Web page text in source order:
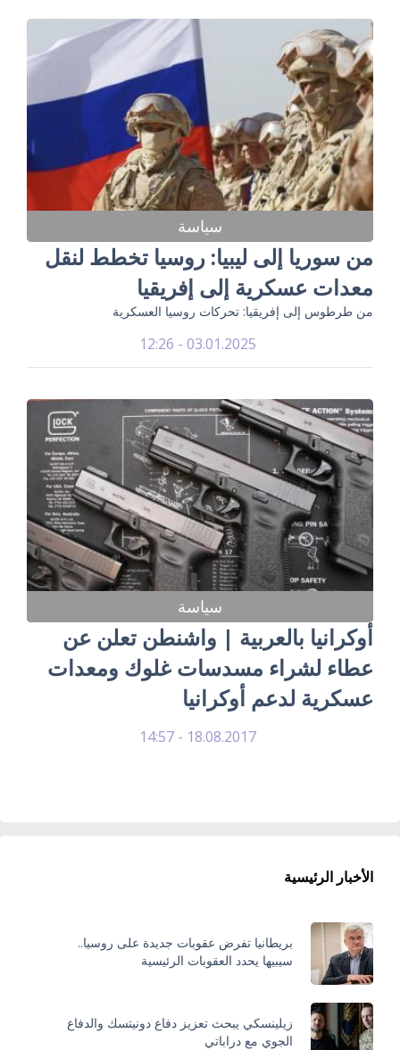
سياسة
من سوريا إلى ليبيا: روسيا تخطط لنقل
معدات عسكرية إلى إفريقيا
من طرطوس إلى إفريقيا: تحركات روسيا العسكرية
03.01.2025 - 12:26
سياسة
أوكرانيا بالعربية | واشنطن تعلن عن
عطاء لشراء مسدسات غلوك ومعدات
عسكرية لدعم أوكرانيا
18.08.2017 - 14:57
الأخبار الرئيسية
بريطانيا تفرض عقوبات جديدة على روسيا..
سيبيها يحدد العقوبات الرئيسية
زيلينسكي يبحث تعزيز دفاع دونيتسك والدفاع
الجوي مع دراباتي